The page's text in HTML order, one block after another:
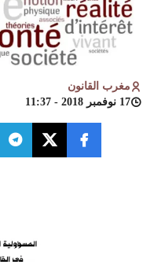
مغرب القانون
17 نوفمبر 2018 - 11:37